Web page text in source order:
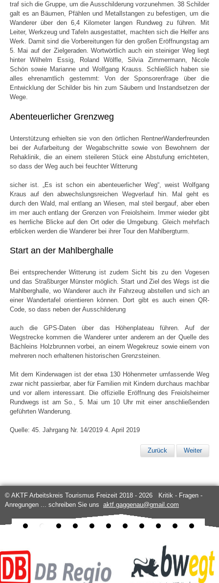
traf sich die Gruppe, um die Ausschilderung vorzunehmen. 38 Schilder
galt es an Bäumen, Pfählen und Metallstangen zu befestigen, um die
Wanderer über den 6,4 Kilometer langen Rundweg zu führen. Mit
Leiter, Werkzeug und Tafeln ausgestattet, machten sich die Helfer ans
Werk. Damit sind die Vorbereitungen für den großen Eröffnungstag am
5. Mai auf der Zielgeraden. Wortwörtlich auch ein steiniger Weg liegt
hinter Wilhelm Essig, Roland Wölfle, Silvia Zimmermann, Nicole
Schön sowie Marianne und Wolfgang Krauss. Schließlich haben sie
alles ehrenamtlich gestemmt: Von der Sponsorenfrage über die
Entwicklung der Schilder bis hin zum Säubern und Instandsetzen der
Wege.
Abenteuerlicher Grenzweg
Unterstützung erhielten sie von den örtlichen RentnerWanderfreunden
bei der Aufarbeitung der Wegabschnitte sowie von Bewohnern der
Rehaklinik, die an einem steileren Stück eine Abstufung errichteten,
so dass der Weg auch bei feuchter Witterung
sicher ist. „Es ist schon ein abenteuerlicher Weg“, weist Wolfgang
Kraus auf den abwechslungsreichen Wegverlauf hin. Mal geht es
durch den Wald, mal entlang an Wiesen, mal steil bergauf, aber eben
im mer auch entlang der Grenzen von Freiolsheim. Immer wieder gibt
es herrliche Blicke auf den Ort oder die Umgebung. Gleich mehrfach
erblicken werden die Wanderer bei ihrer Tour den Mahlbergturm.
Start an der Mahlberghalle
Bei entsprechender Witterung ist zudem Sicht bis zu den Vogesen
und das Straßburger Münster möglich. Start und Ziel des Wegs ist die
Mahlberghalle, wo Wanderer auch ihr Fahrzeug abstellen und sich an
einer Wandertafel orientieren können. Dort gibt es auch einen QR-
Code, so dass neben der Ausschilderung
auch die GPS-Daten über das Höhenplateau führen. Auf der
Wegstrecke kommen die Wanderer unter anderem an der Quelle des
Bächleins Holzbrunnen vorbei, an einem Wegekreuz sowie einem von
mehreren noch erhaltenen historischen Grenzsteinen.
Mit dem Kinderwagen ist der etwa 130 Höhenmeter umfassende Weg
zwar nicht passierbar, aber für Familien mit Kindern durchaus machbar
und vor allem interessant. Die offizielle Eröffnung des Freiolsheimer
Rundwegs ist am So., 5. Mai um 10 Uhr mit einer anschließenden
geführten Wanderung.
Quelle: 45. Jahrgang Nr. 14/2019 4. April 2019
Zurück Weiter
© AKTF Arbeitskreis Tourismus Freizeit 2018 - 2026 Kritik - Fragen -
Anregungen ... schreiben Sie uns aktf.gaggenau@gmail.com